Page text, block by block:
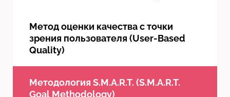
Метод оценки качества с точки
зрения пользователя (User-Based
Quality)
Методология S.M.A.R.T. (S.M.A.R.T.
Goal Methodology)